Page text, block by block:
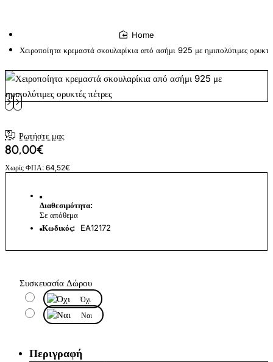
Χειροποίητα κρεμαστά σκουλαρίκια από ασήμι 925 με ημιπολύτιμες
Ρωτήστε μας
80,00€
Χωρίς ΦΠΑ: 64,52€
Διαθεσιμότητα:
Σε απόθεμα
Κωδικός:
EA12172
Συσκευασία Δώρου
Όχι
Ναι
Περιγραφή